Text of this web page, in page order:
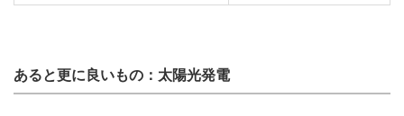
あると更に良いもの：太陽光発電